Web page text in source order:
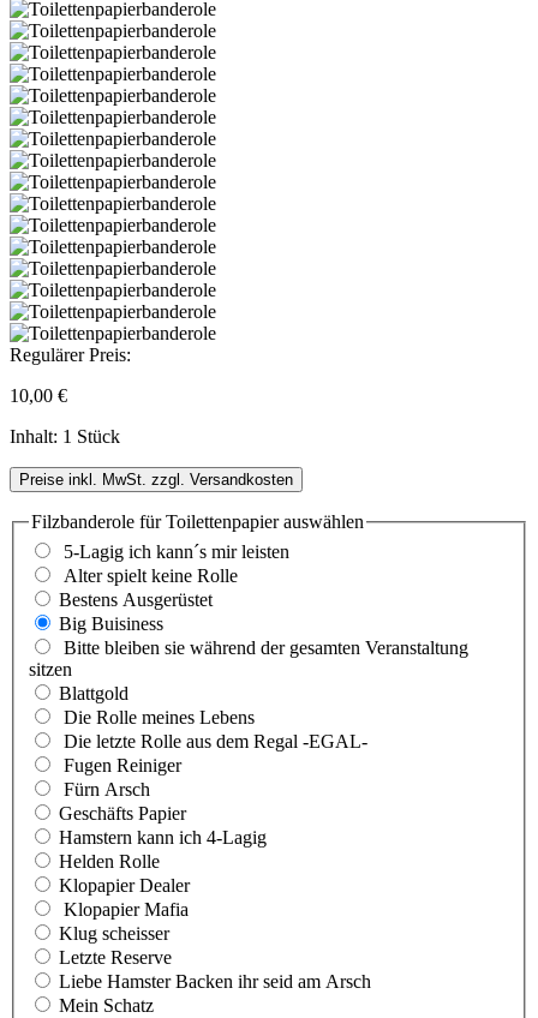
Regulärer Preis:
10,00 €
Inhalt: 1 Stück
Preise inkl. MwSt. zzgl. Versandkosten
Filzbanderole für Toilettenpapierauswählen
5-Lagig ich kann´s mir leisten
Alter spielt keine Rolle
Bestens Ausgerüstet
Big Buisiness
Bitte bleiben sie während der gesamten Veranstaltung
sitzen
Blattgold
Die Rolle meines Lebens
Die letzte Rolle aus dem Regal -EGAL-
Fugen Reiniger
Fürn Arsch
Geschäfts Papier
Hamstern kann ich 4-Lagig
Helden Rolle
Klopapier Dealer
Klopapier Mafia
Klug scheisser
Letzte Reserve
Liebe Hamster Backen ihr seid am Arsch
Mein Schatz